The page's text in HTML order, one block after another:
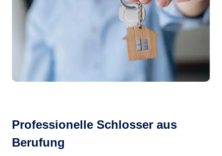
Professionelle Schlosser aus
Berufung